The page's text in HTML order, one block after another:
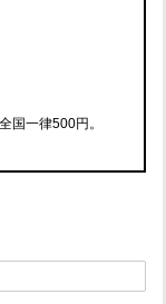
国一律500円。